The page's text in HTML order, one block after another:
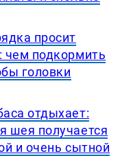
просит
чем подкормить
головки
отдыхает:
шея получается
и очень сытной